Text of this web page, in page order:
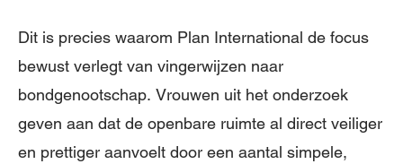
Dit is precies waarom Plan International de focus
bewust verlegt van vingerwijzen naar
bondgenootschap. Vrouwen uit het onderzoek
geven aan dat de openbare ruimte al direct veiliger
en prettiger aanvoelt door een aantal simpele,